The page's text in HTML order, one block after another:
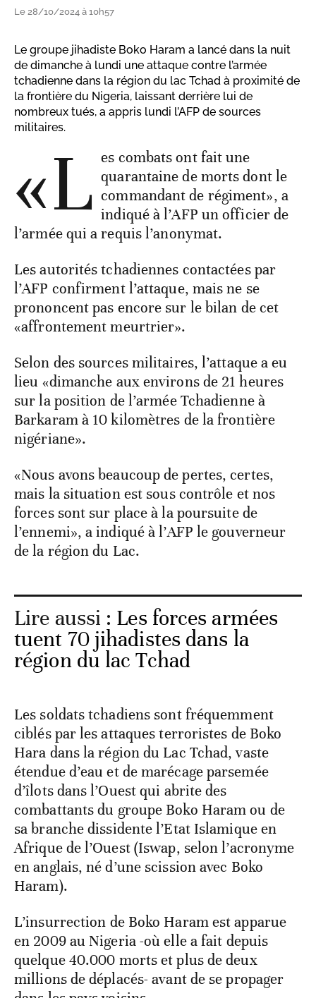
Le 28/10/2024 à 10h57
Le groupe jihadiste Boko Haram a lancé dans la nuit
de dimanche à lundi une attaque contre l’armée
tchadienne dans la région du lac Tchad à proximité de
la frontière du Nigeria, laissant derrière lui de
nombreux tués, a appris lundi l’AFP de sources
militaires.
«L es combats ont fait une
quarantaine de morts dont le
commandant de régiment», a
indiqué à l’AFP un officier de
l’armée qui a requis l’anonymat.
Les autorités tchadiennes contactées par
l’AFP confirment l’attaque, mais ne se
prononcent pas encore sur le bilan de cet
«affrontement meurtrier».
Selon des sources militaires, l’attaque a eu
lieu «dimanche aux environs de 21 heures
sur la position de l’armée Tchadienne à
Barkaram à 10 kilomètres de la frontière
nigériane».
«Nous avons beaucoup de pertes, certes,
mais la situation est sous contrôle et nos
forces sont sur place à la poursuite de
l’ennemi», a indiqué à l’AFP le gouverneur
de la région du Lac.
Lire aussi : Les forces armées
tuent 70 jihadistes dans la
région du lac Tchad
Les soldats tchadiens sont fréquemment
ciblés par les attaques terroristes de Boko
Hara dans la région du Lac Tchad, vaste
étendue d’eau et de marécage parsemée
d’îlots dans l’Ouest qui abrite des
combattants du groupe Boko Haram ou de
sa branche dissidente l’Etat Islamique en
Afrique de l’Ouest (Iswap, selon l’acronyme
en anglais, né d’une scission avec Boko
Haram).
L’insurrection de Boko Haram est apparue
en 2009 au Nigeria -où elle a fait depuis
quelque 40.000 morts et plus de deux
millions de déplacés- avant de se propager